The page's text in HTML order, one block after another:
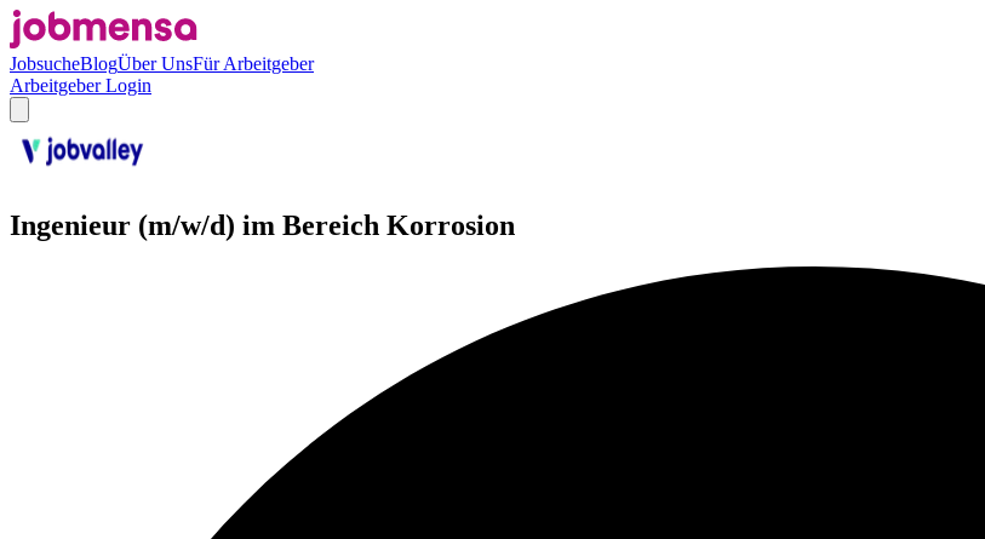
JobsucheBlogÜber UnsFür Arbeitgeber
Arbeitgeber Login
Ingenieur (m/w/d) im Bereich Korrosion